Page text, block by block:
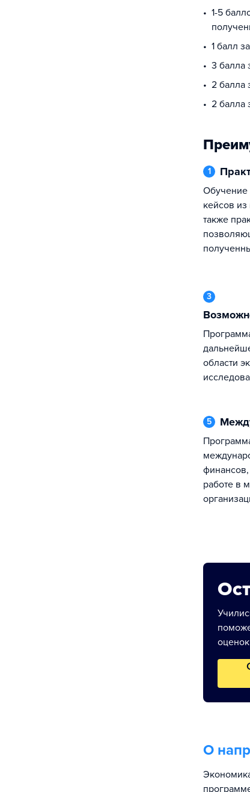
1-5
1 балл
3 балла
2 балла
2 балла
1
Обучение включает анализ реальных
кейсов
также
3
Программа подготавливает студентов к
области
5
Программа включает изучение
финансов,
работе в
О